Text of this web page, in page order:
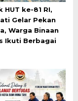
HUT ke-81 RI,
Gelar Pekan
Warga Binaan
Ikuti Berbagai